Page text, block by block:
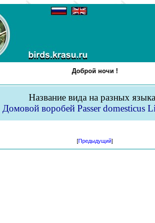
Доброй ночи !
Название вида на разных
Домовой воробей Passer domesticus
[Предыдущий]